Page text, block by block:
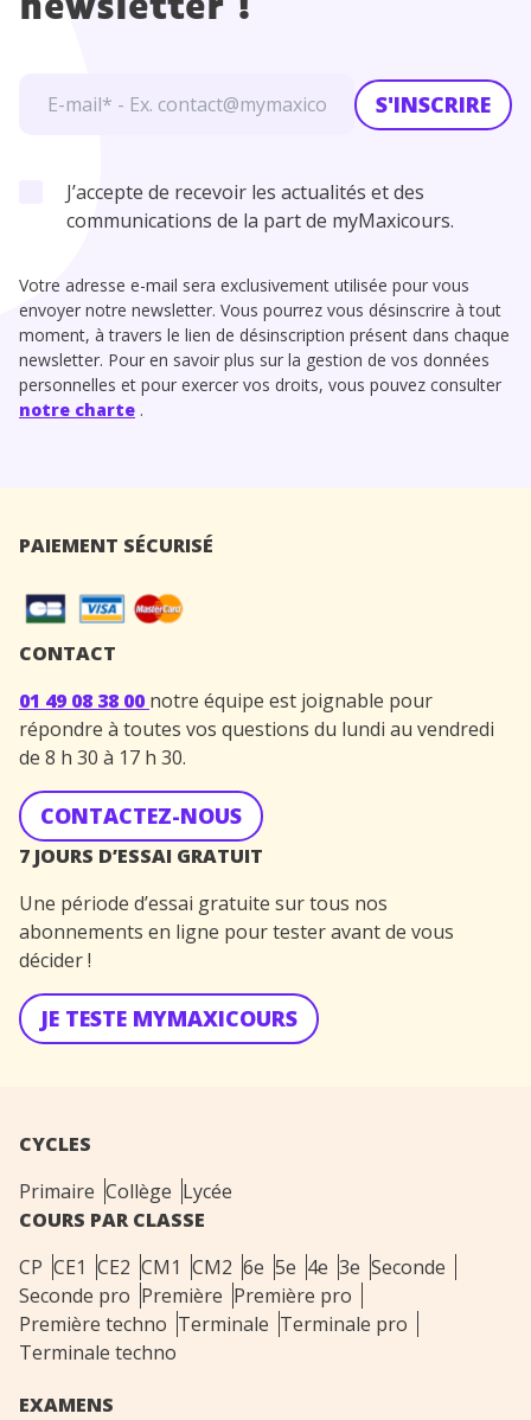
newsletter !
S'INSCRIRE
J’accepte de recevoir les actualités et des
communications de la part de myMaxicours.
Votre adresse e-mail sera exclusivement utilisée pour vous
envoyer notre newsletter. Vous pourrez vous désinscrire à tout
moment, à travers le lien de désinscription présent dans chaque
newsletter. Pour en savoir plus sur la gestion de vos données
personnelles et pour exercer vos droits, vous pouvez consulter
notre charte .
PAIEMENT SÉCURISÉ
CONTACT
01 49 08 38 00 notre équipe est joignable pour
répondre à toutes vos questions du lundi au vendredi
de 8 h 30 à 17 h 30.
CONTACTEZ-NOUS
7 JOURS D’ESSAI GRATUIT
Une période d’essai gratuite sur tous nos
abonnements en ligne pour tester avant de vous
décider !
JE TESTE MYMAXICOURS
CYCLES
Primaire Collège Lycée
COURS PAR CLASSE
CP CE1 CE2 CM1 CM2 6e 5e 4e 3e Seconde
Seconde pro Première Première pro
Première techno Terminale Terminale pro
Terminale techno
EXAMENS